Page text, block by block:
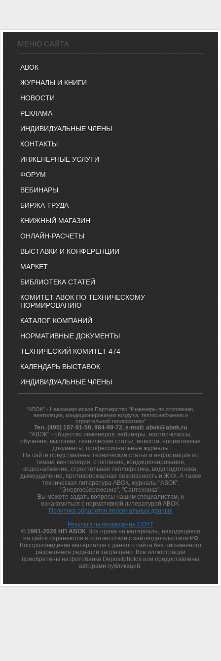
МЕНЮ САЙТА
АВОК
ЖУРНАЛЫ И КНИГИ
НОВОСТИ
РЕКЛАМА
ИНДИВИДУАЛЬНЫЕ ЧЛЕНЫ
КОНТАКТЫ
ИНЖЕНЕРНЫЕ УСЛУГИ
ФОРУМ
ВЕБИНАРЫ
БИРЖА ТРУДА
КНИЖНЫЙ МАГАЗИН
ОНЛАЙН-РАСЧЕТЫ
ВЫСТАВКИ И КОНФЕРЕНЦИИ
МАРКЕТ
БИБЛИОТЕКА СТАТЕЙ
КОМИТЕТ АВОК ПО ТЕХНИЧЕСКОМУ
НОРМИРОВАНИЮ
КАТАЛОГ КОМПАНИЙ
НОРМАТИВНЫЕ ДОКУМЕНТЫ
ТЕХНИЧЕСКИЙ КОМИТЕТ 474
КАЛЕНДАРЬ ВЫСТАВОК
ИНДИВИДУАЛЬНЫЕ ЧЛЕНЫ
"АВОК" - Некоммерческое Партнерство "Инженеры по отоплению,
вентиляции, кондиционированию воздуха, теплоснабжению и
строительной теплофизике"
Тел. (495) 107-91-50, 984-99-72, e-mail: abok@abok.ru
"АВОК" - общество инженеров, вебинары, мастер-классы,
обучение, выставки, технические статьи, новости, нормативные
документы, профессиональные журналы
На сайте представлены технические статьи и информация по
темам: вентиляция, отопление, кондиционирование,
водоснабжение, строительная теплофизика, водоподготовка,
дымоудаление, противопожарная безопасность и ЖКХ. А также
техническая литература АВОК, журналы "АВОК",
"Энергосбережение", "Сантехника".
Вы можете задать вопросы нашим специалистам, и
ознакомиться с нормативной литературой АВОК.
Политика обработки персональных данных
Результаты проведения СОУТ
© 1991-2026 НП АВОК. Все права на материалы, находящиеся
на сайте охраняются в соответствии с законодательством РФ
Воспроизведение материалов с данного сайта без письменного
разрешения редакции запрещено. Все иллюстрации
приобретены на фотобанке Depositphotos или предоставлены
авторами публикаций.